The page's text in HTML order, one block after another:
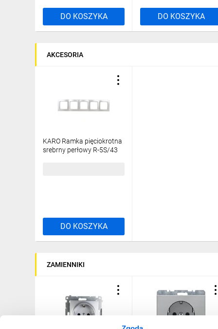
DO KOSZYKA DO KOSZYKA
AKCESORIA
KARO Ramka pięciokrotna
srebrny perłowy R-5S/43
DO KOSZYKA
ZAMIENNIKI